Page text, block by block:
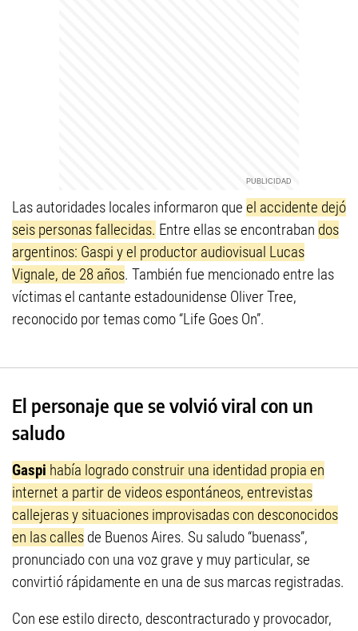
Las autoridades locales informaron que el accidente dejó
seis personas fallecidas. Entre ellas se encontraban dos
argentinos: Gaspi y el productor audiovisual Lucas
Vignale, de 28 años. También fue mencionado entre las
víctimas el cantante estadounidense Oliver Tree,
reconocido por temas como “Life Goes On”.
El personaje que se volvió viral con un
saludo
Gaspi había logrado construir una identidad propia en
internet a partir de videos espontáneos, entrevistas
callejeras y situaciones improvisadas con desconocidos
en las calles de Buenos Aires. Su saludo “buenass”,
pronunciado con una voz grave y muy particular, se
convirtió rápidamente en una de sus marcas registradas.
Con ese estilo directo, descontracturado y provocador,